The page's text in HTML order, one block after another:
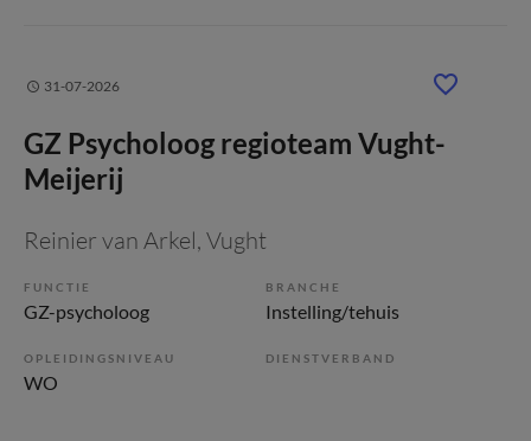
31-07-2026
GZ Psycholoog regioteam Vught-
Meijerij
Reinier van Arkel, Vught
FUNCTIE
GZ-psycholoog
BRANCHE
Instelling/tehuis
OPLEIDINGSNIVEAU
WO
DIENSTVERBAND